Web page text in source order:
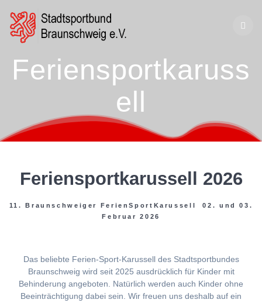
Feriensportkaruss
ell
Feriensportkarussell 2026
11. Braunschweiger FerienSportKarussell 02. und 03.
Februar 2026
Das beliebte Ferien-Sport-Karussell des Stadtsportbundes
Braunschweig wird seit 2025 ausdrücklich für Kinder mit
Behinderung angeboten. Natürlich werden auch Kinder ohne
Beeinträchtigung dabei sein. Wir freuen uns deshalb auf ein